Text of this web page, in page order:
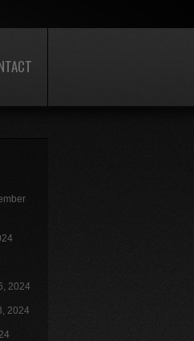
2024
2024